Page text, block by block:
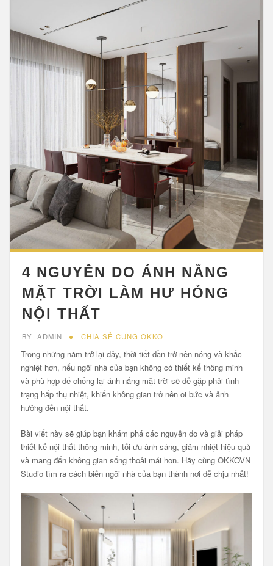
4 NGUYÊN DO ÁNH NẮNG
MẶT TRỜI LÀM HƯ HỎNG
NỘI THẤT
BY ADMIN CHIA SẺ CÙNG OKKO
Trong những năm trở lại đây, thời tiết dần trở nên nóng và khắc
nghiệt hơn, nếu ngôi nhà của bạn không có thiết kế thông minh
và phù hợp để chống lại ánh nắng mặt trời sẽ dễ gặp phải tình
trạng hấp thụ nhiệt, khiến không gian trở nên oi bức và ảnh
hưởng đến nội thất.
Bài viết này sẽ giúp bạn khám phá các nguyên do và giải pháp
thiết kế nội thất thông minh, tối ưu ánh sáng, giảm nhiệt hiệu quả
và mang đến không gian sống thoải mái hơn. Hãy cùng OKKOVN
Studio tìm ra cách biến ngôi nhà của bạn thành nơi dễ chịu nhất!